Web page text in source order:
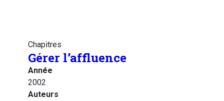
Chapitres
Gérer l’affluence
Année
2002
Auteurs